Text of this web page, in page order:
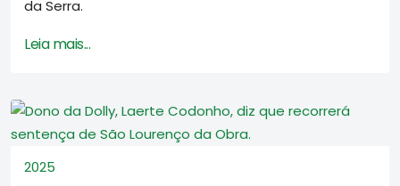
da Serra.
Leia mais...
2025